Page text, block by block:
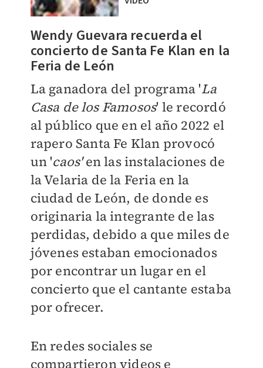
Wendy Guevara recuerda el
concierto de Santa Fe Klan en la
Feria de León
La ganadora del programa 'La
Casa de los Famosos' le recordó
al público que en el año 2022 el
rapero Santa Fe Klan provocó
un 'caos' en las instalaciones de
la Velaria de la Feria en la
ciudad de León, de donde es
originaria la integrante de las
perdidas, debido a que miles de
jóvenes estaban emocionados
por encontrar un lugar en el
concierto que el cantante estaba
por ofrecer.
En redes sociales se
compartieron videos e